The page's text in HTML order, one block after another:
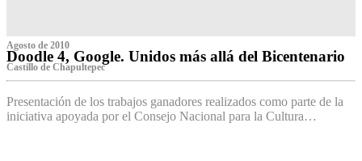
Agosto de 2010
Doodle 4, Google. Unidos más allá del Bicentenario
Castillo de Chapultepec
Presentación de los trabajos ganadores realizados como parte de la
iniciativa apoyada por el Consejo Nacional para la Cultura…